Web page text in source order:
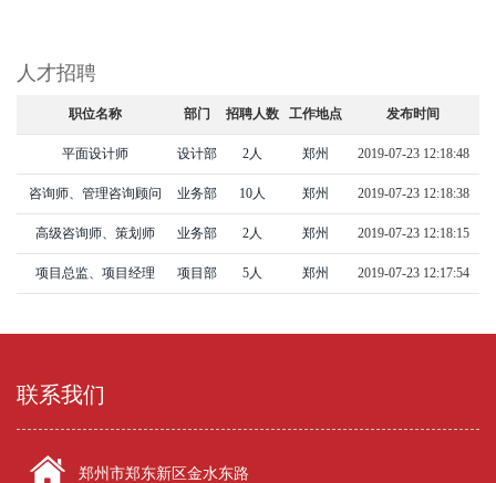
人才招聘
职位名称 部门 招聘人数 工作地点 发布时间
平面设计师 设计部 2人 郑州 2019-07-23 12:18:48
咨询师、管理咨询顾问 业务部 10人 郑州 2019-07-23 12:18:38
高级咨询师、策划师 业务部 2人 郑州 2019-07-23 12:18:15
项目总监、项目经理 项目部 5人 郑州 2019-07-23 12:17:54
联系我们
郑州市郑东新区金水东路